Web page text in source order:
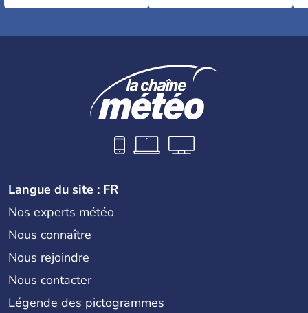
Langue du site : FR
Nos experts météo
Nous connaître
Nous rejoindre
Nous contacter
Légende des pictogrammes